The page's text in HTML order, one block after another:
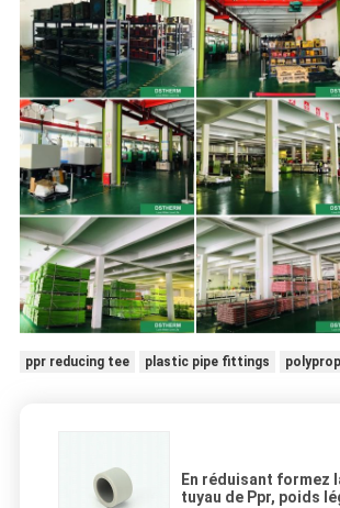
ppr reducing tee plastic pipe fittings
En réduisant formez
tuyau de Ppr, poids